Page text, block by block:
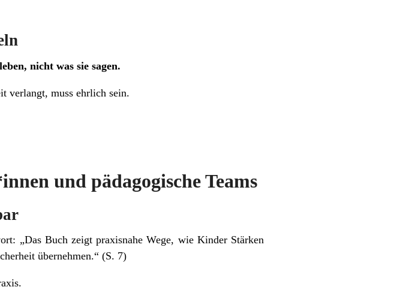
nicht was sie sagen.
verlangt, muss ehrlich sein.
und pädagogische Teams
„Das Buch zeigt praxisnahe Wege, wie Kinder Stärken
übernehmen.“ (S. 7)